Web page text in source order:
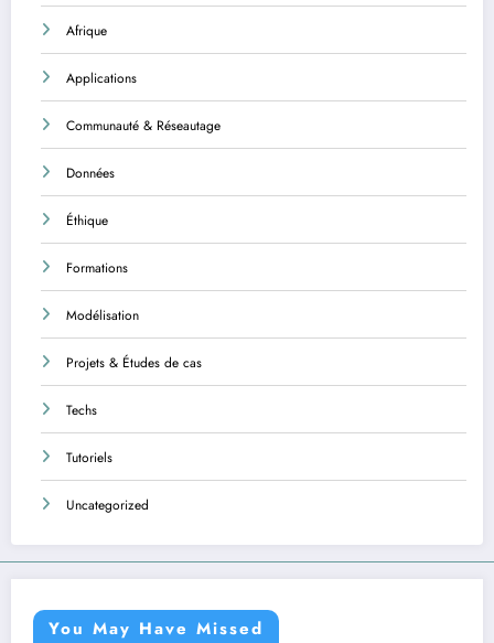
Afrique
Applications
Communauté & Réseautage
Données
Éthique
Formations
Modélisation
Projets & Études de cas
Techs
Tutoriels
Uncategorized
You May Have Missed